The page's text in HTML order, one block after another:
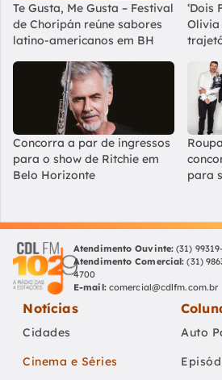
Te Gusta, Me Gusta – Festival
de Choripán reúne sabores
latino-americanos em BH
‘Dois
Olivia
Concorra a par de ingressos
para o show de Ritchie em
Belo Horizonte
para
Atendimento Ouvinte: (31)
Atendimento Comercial: (31)
4700
E-mail: comercial@cdlfm.com.br
Notícias
Cidades
Cinema e Séries
Auto